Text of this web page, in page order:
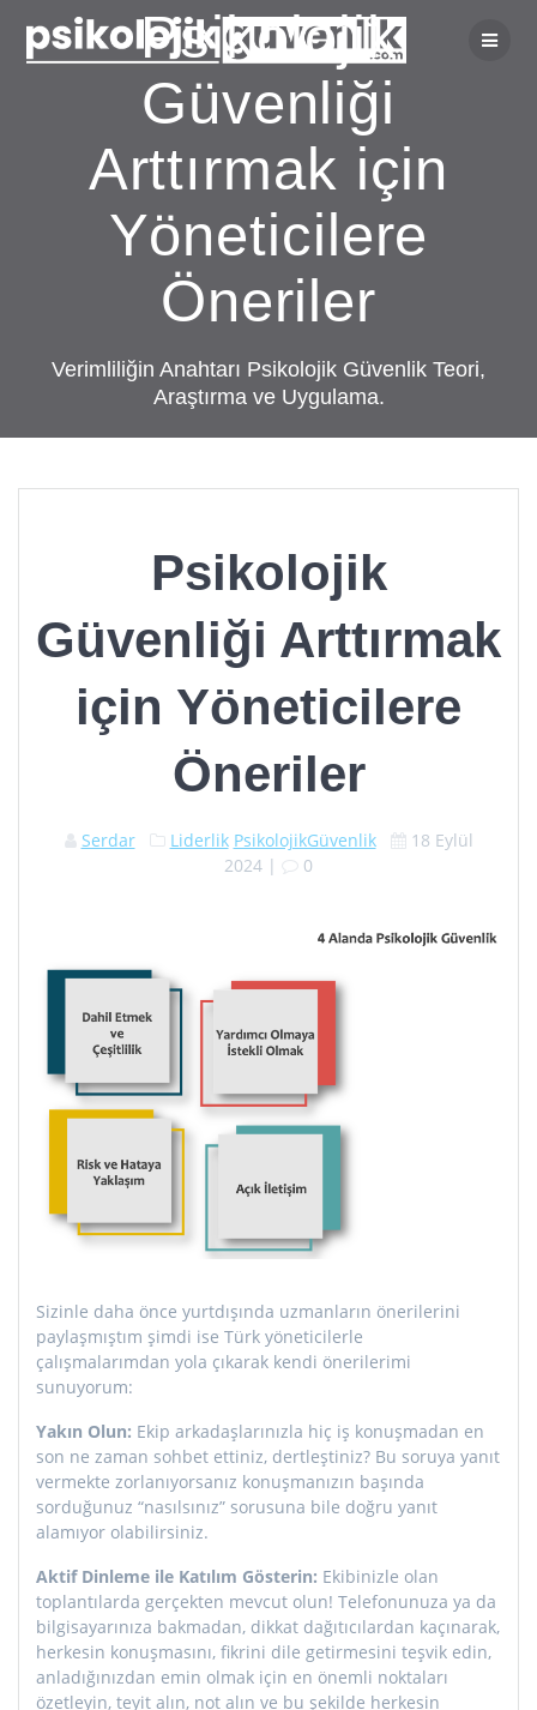
Skip
to
content
Psikolojik
Güvenliği
Arttırmak için
Yöneticilere
Öneriler
Verimliliğin Anahtarı Psikolojik Güvenlik Teori,
Araştırma ve Uygulama.
Psikolojik
Güvenliği Arttırmak
için Yöneticilere
Öneriler
Serdar Liderlik PsikolojikGüvenlik
18 Eylül
2024 | 0
Sizinle daha önce yurtdışında uzmanların önerilerini
paylaşmıştım şimdi ise Türk yöneticilerle
çalışmalarımdan yola çıkarak kendi önerilerimi
sunuyorum:
Yakın Olun: Ekip arkadaşlarınızla hiç iş konuşmadan en
son ne zaman sohbet ettiniz, dertleştiniz? Bu soruya yanıt
vermekte zorlanıyorsanız konuşmanızın başında
sorduğunuz “nasılsınız” sorusuna bile doğru yanıt
alamıyor olabilirsiniz.
Aktif Dinleme ile Katılım Gösterin: Ekibinizle olan
toplantılarda gerçekten mevcut olun! Telefonunuza ya da
bilgisayarınıza bakmadan, dikkat dağıtıcılardan kaçınarak,
herkesin konuşmasını, fikrini dile getirmesini teşvik edin,
anladığınızdan emin olmak için en önemli noktaları
özetleyin, teyit alın, not alın ve bu şekilde herkesin